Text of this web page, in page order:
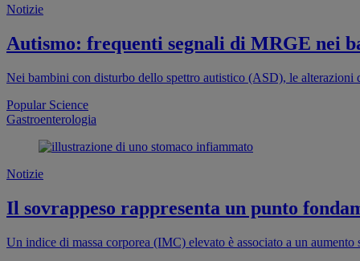
Notizie
Autismo: frequenti segnali di MRGE nei
Nei bambini con disturbo dello spettro autistico (ASD), le
Popular Science
Gastroenterologia
Notizie
Il sovrappeso rappresenta un punto
Un indice di massa corporea (IMC) elevato è associato a un